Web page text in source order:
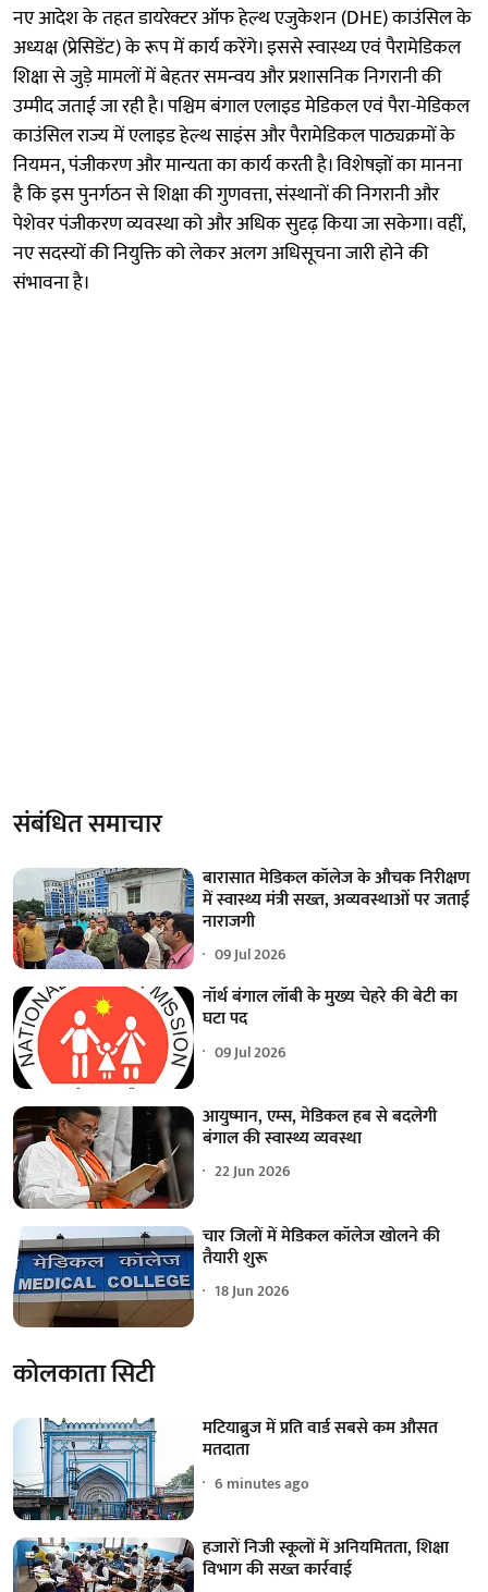
नए आदेश के तहत डायरेक्टर ऑफ हेल्थ एजुकेशन (DHE) काउंसिल के
अध्यक्ष (प्रेसिडेंट) के रूप में कार्य करेंगे। इससे स्वास्थ्य एवं पैरामेडिकल
शिक्षा से जुड़े मामलों में बेहतर समन्वय और प्रशासनिक निगरानी की
उम्मीद जताई जा रही है। पश्चिम बंगाल एलाइड मेडिकल एवं पैरा-मेडिकल
काउंसिल राज्य में एलाइड हेल्थ साइंस और पैरामेडिकल पाठ्यक्रमों के
नियमन, पंजीकरण और मान्यता का कार्य करती है। विशेषज्ञों का मानना
है कि इस पुनर्गठन से शिक्षा की गुणवत्ता, संस्थानों की निगरानी और
पेशेवर पंजीकरण व्यवस्था को और अधिक सुदृढ़ किया जा सकेगा। वहीं,
नए सदस्यों की नियुक्ति को लेकर अलग अधिसूचना जारी होने की
संभावना है।
संबंधित समाचार
बारासात मेडिकल कॉलेज के औचक निरीक्षण
में स्वास्थ्य मंत्री सख्त, अव्यवस्थाओं पर जताई
नाराजगी
09 Jul 2026
नॉर्थ बंगाल लॉबी के मुख्य चेहरे की बेटी का
घटा पद
09 Jul 2026
आयुष्मान, एम्स, मेडिकल हब से बदलेगी
बंगाल की स्वास्थ्य व्यवस्था
22 Jun 2026
चार जिलों में मेडिकल कॉलेज खोलने की
तैयारी शुरू
18 Jun 2026
कोलकाता सिटी
मटियाब्रुज में प्रति वार्ड सबसे कम औसत
मतदाता
6 minutes ago
हजारों निजी स्कूलों में अनियमितता, शिक्षा
विभाग की सख्त कार्रवाई